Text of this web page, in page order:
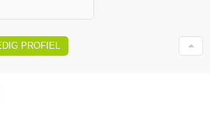
PROFIEL